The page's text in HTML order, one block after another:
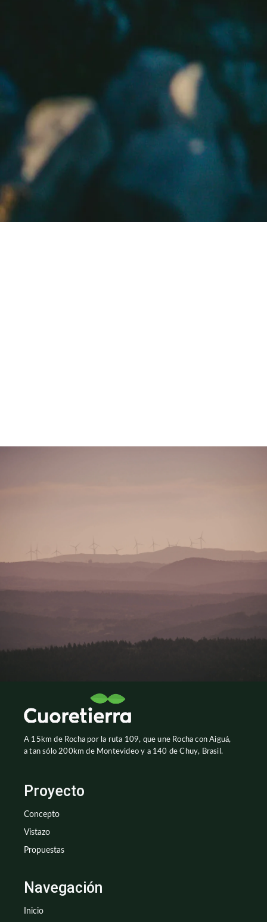
A 15km de Rocha por la ruta 109, que une Rocha con Aiguá,
a tan sólo 200km de Montevideo y a 140 de Chuy, Brasil.
Proyecto
Concepto
Vistazo
Propuestas
Navegación
Inicio